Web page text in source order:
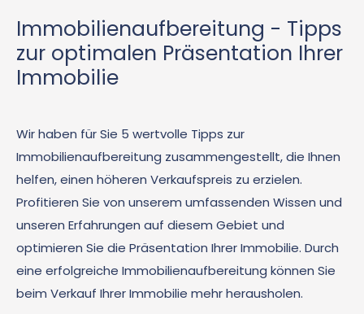
Immobilienaufbereitung - Tipps
zur optimalen Präsentation Ihrer
Immobilie
Wir haben für Sie 5 wertvolle Tipps zur
Immobilienaufbereitung zusammengestellt, die Ihnen
helfen, einen höheren Verkaufspreis zu erzielen.
Profitieren Sie von unserem umfassenden Wissen und
unseren Erfahrungen auf diesem Gebiet und
optimieren Sie die Präsentation Ihrer Immobilie. Durch
eine erfolgreiche Immobilienaufbereitung können Sie
beim Verkauf Ihrer Immobilie mehr herausholen.